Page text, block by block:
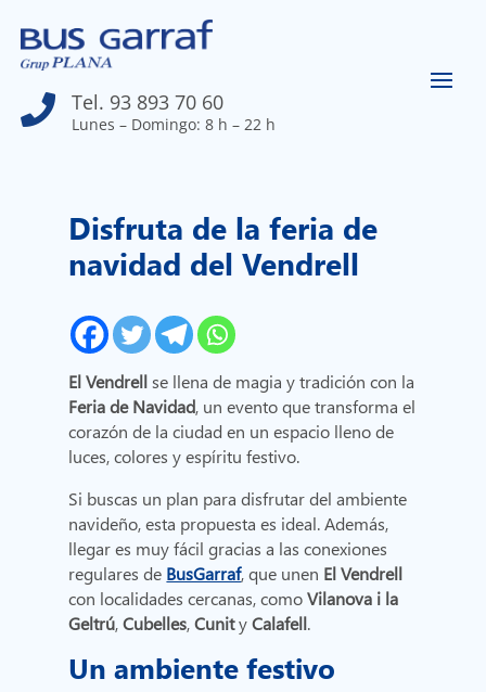
 Tel. 93 893 70 60
Lunes – Domingo: 8 h – 22 h
Disfruta de la feria de
navidad del Vendrell
El Vendrellse llena de magia y tradición con la
Feria de Navidad, un evento que transforma el
corazón de la ciudad en un espacio lleno de
luces, colores y espíritu festivo.
Si buscas un plan para disfrutar del ambiente
navideño, esta propuesta es ideal. Además,
llegar es muy fácil gracias a las conexiones
regulares de BusGarraf, que unen El Vendrell
con localidades cercanas, comoVilanova i la
Geltrú,Cubelles,CunityCalafell.
Un ambiente festivo